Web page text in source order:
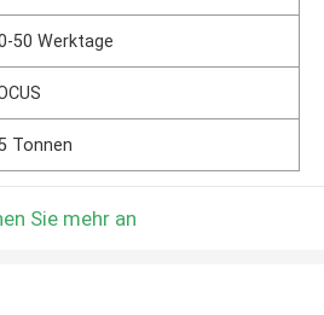
50 Werktage
Tonnen
Sie mehr an